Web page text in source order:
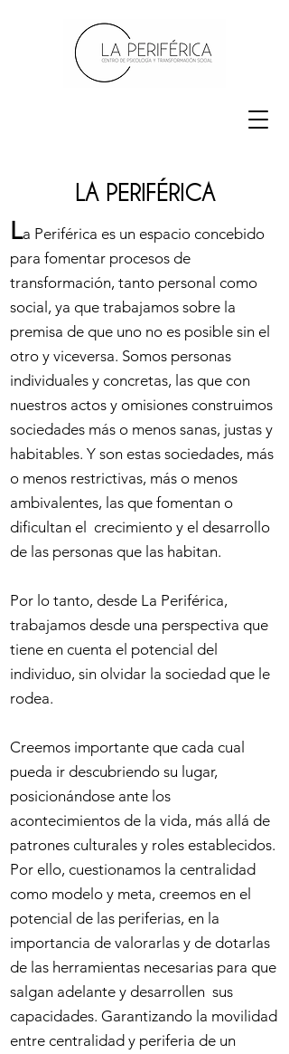
LA PERIFÉRICA
La Periférica es un espacio concebido
para fomentar procesos de
transformación, tanto personal como
social, ya que trabajamos sobre la
premisa de que uno no es posible sin el
otro y viceversa. Somos personas
individuales y concretas, las que con
nuestros actos y omisiones construimos
sociedades más o menos sanas, justas y
habitables. Y son estas sociedades, más
o menos restrictivas, más o menos
ambivalentes, las que fomentan o
dificultan el crecimiento y el desarrollo
de las personas que las habitan.
Por lo tanto, desde La Periférica,
trabajamos desde una perspectiva que
tiene en cuenta el potencial del
individuo, sin olvidar la sociedad que le
rodea.
Creemos importante que cada cual
pueda ir descubriendo su lugar,
posicionándose ante los
acontecimientos de la vida, más allá de
patrones culturales y roles establecidos.
Por ello, cuestionamos la centralidad
como modelo y meta, creemos en el
potencial de las periferias, en la
importancia de valorarlas y de dotarlas
de las herramientas necesarias para que
salgan adelante y desarrollen sus
capacidades. Garantizando la movilidad
entre centralidad y periferia de un